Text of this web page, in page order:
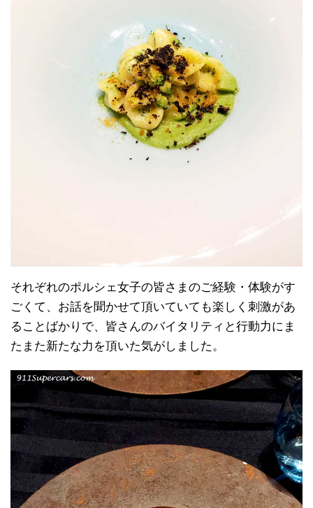
それぞれのポルシェ女子の皆さまのご経験・体験がす
ごくて、お話を聞かせて頂いていても楽しく刺激があ
ることばかりで、皆さんのバイタリティと行動力にま
たまた新たな力を頂いた気がしました。